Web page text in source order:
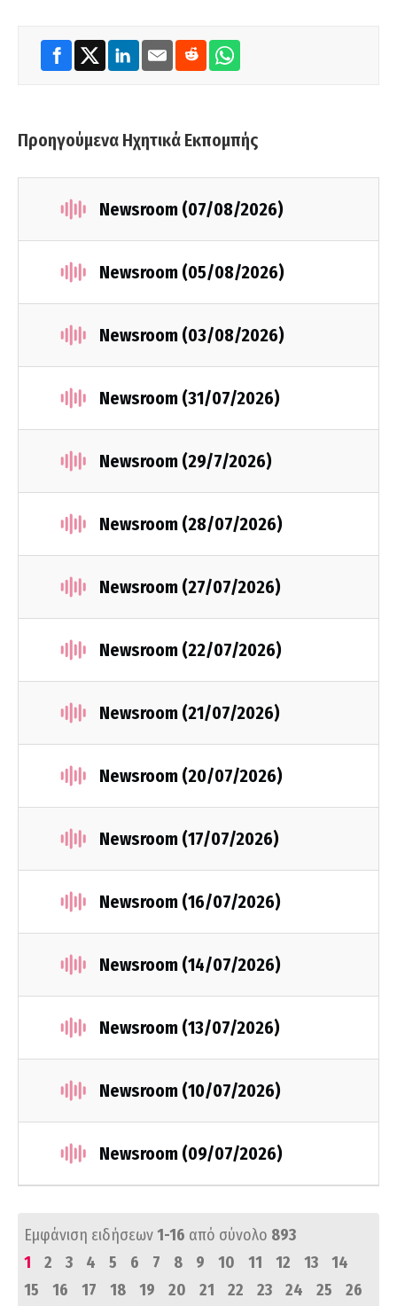
Προηγούμενα Ηχητικά Εκπομπής
Newsroom (07/08/2026)
Newsroom (05/08/2026)
Newsroom (03/08/2026)
Newsroom (31/07/2026)
Newsroom (29/7/2026)
Newsroom (28/07/2026)
Newsroom (27/07/2026)
Newsroom (22/07/2026)
Newsroom (21/07/2026)
Newsroom (20/07/2026)
Newsroom (17/07/2026)
Newsroom (16/07/2026)
Newsroom (14/07/2026)
Newsroom (13/07/2026)
Newsroom (10/07/2026)
Newsroom (09/07/2026)
Εμφάνιση ειδήσεων1-16 από σύνολο 893
1
2 3 4 5 6 7 8 9 10 11 12 13
14
15
16 17 18 19 20 21 22 23 24 25
26